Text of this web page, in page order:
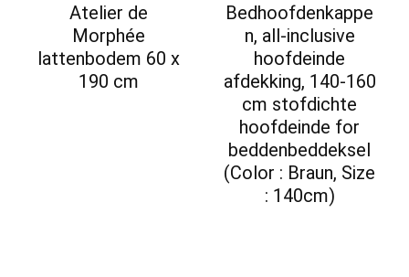
Atelier de
Morphée
lattenbodem 60 x
190 cm
Bedhoofdenkappe
n, all-inclusive
hoofdeinde
afdekking, 140-160
cm stofdichte
hoofdeinde for
beddenbeddeksel
(Color : Braun, Size
: 140cm)